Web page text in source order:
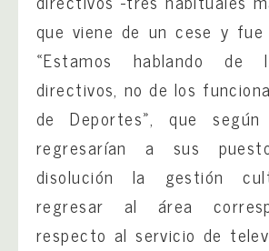
que viene de un cese y fue
«Estamos hablando de
directivos, no de los
de Deportes», que según
regresarían a sus
disolución la gestión
regresar al área
respecto al servicio de